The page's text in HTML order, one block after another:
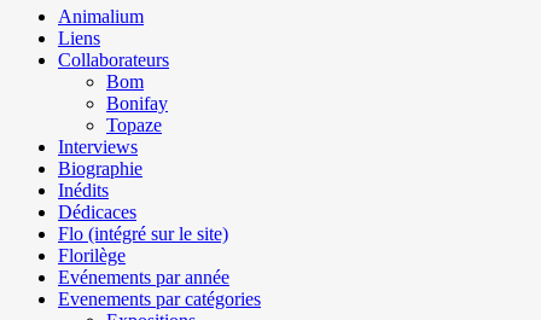
Animalium
Liens
Collaborateurs
Bom
Bonifay
Topaze
Interviews
Biographie
Inédits
Dédicaces
Flo (intégré sur le site)
Florilège
Evénements par année
Evenements par catégories